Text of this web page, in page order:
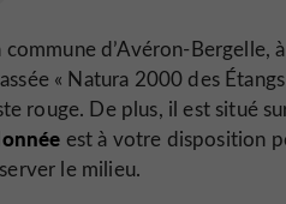
d’Avéron-Bergelle,
« Natura 2000 des
rouge. De plus, il est situé
est à votre disposition
le milieu.